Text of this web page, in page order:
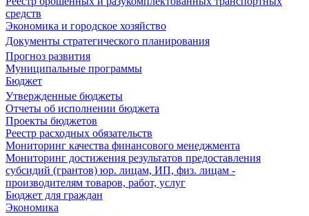
средств
Экономика и городское хозяйство
Документы стратегического планирования
Прогноз развития
Муниципальные программы
Бюджет
Утвержденные бюджеты
Отчеты об исполнении бюджета
Проекты бюджетов
Реестр расходных обязательств
Мониторинг качества финансового менеджмента
Мониторинг достижения результатов предоставления
субсидий (грантов) юр. лицам, ИП, физ. лицам -
производителям товаров, работ, услуг
Бюджет для граждан
Экономика